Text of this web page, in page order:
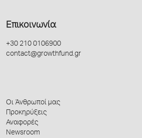
Επικοινωνία
+30 210 0106900
contact@growthfund.gr
Οι Άνθρωποί μας
Προκηρύξεις
Αναφορές
Newsroom